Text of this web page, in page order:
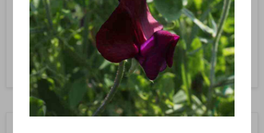
169,95 DKK
Vis produkt